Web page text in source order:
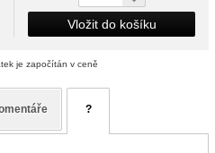
Vložit do košíku
je započítán v ceně
?